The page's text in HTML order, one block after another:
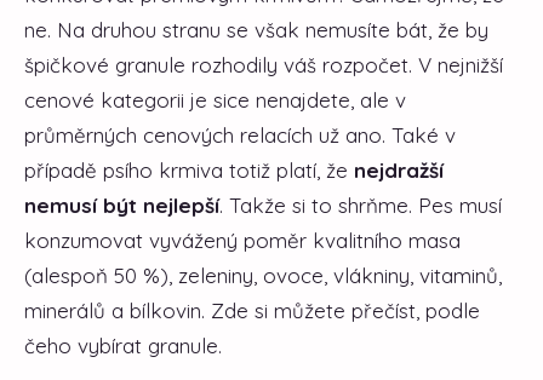
ne. Na druhou stranu se však nemusíte bát, že by
špičkové granule rozhodily váš rozpočet. V nejnižší
cenové kategorii je sice nenajdete, ale v
průměrných cenových relacích už ano. Také v
případě psího krmiva totiž platí, že nejdražší
nemusí být nejlepší. Takže si to shrňme. Pes musí
konzumovat vyvážený poměr kvalitního masa
(alespoň 50 %), zeleniny, ovoce, vlákniny, vitaminů,
minerálů a bílkovin. Zde si můžete přečíst, podle
čeho vybírat granule.